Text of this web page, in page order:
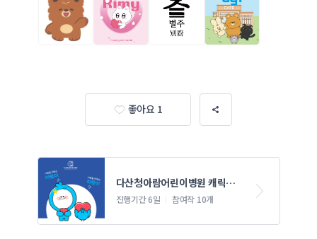
좋아요 1
다산청아람어린이병원 캐릭터
콘테스트
진행기간 6일 참여작 10개